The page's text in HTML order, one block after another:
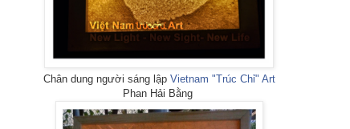
Chân dung người sáng lập Vietnam "Trúc Chỉ" Art
Phan Hải Bằng